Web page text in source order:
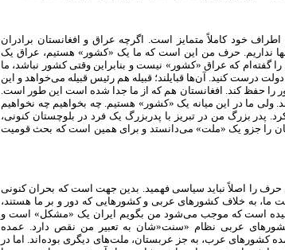
خود کاملاً متمایز است. اگرچه عراق و افغانستان برادران
نداریم. حرف من این است که ما یک «کشور» هستیم، عراق یک
گفته‌ام که عراق «کشور» نیست و بنابراین وقتی کشور نباشد، ما
دولت درست کنید. آن‌ها قبایلند؛ قبیله هم رئیس قبیله می‌خواهد و این
را حفظ کند. افغانستان هم که از ما جدا شده است این طور است.
ولی ما در این میانه یک «کشور» هستیم. چه بخواهیم چه نخواهیم
پدر بزرگ من در تبریز با پدربزرگ یک فرد در بلوچستان کنونی،
را جزو یک «ملت» می‌دانستد و برای همین است که بحث قومیت
را اصلاً نباید سیاسی فهمید. بدین جهت است که بحران کنونی
به خلاف کشورهای عربی و کشورهایی که دور و بر ما هستند،
است که موجب می‌شود من بگویم ایران یک «مشکل» است و
عربی نظام «سنت‌«شان به تعبیر من نقص دارد. عمده
عرب، به جز عربستان، ملت‌های دیگری بوده‌اند. اما در